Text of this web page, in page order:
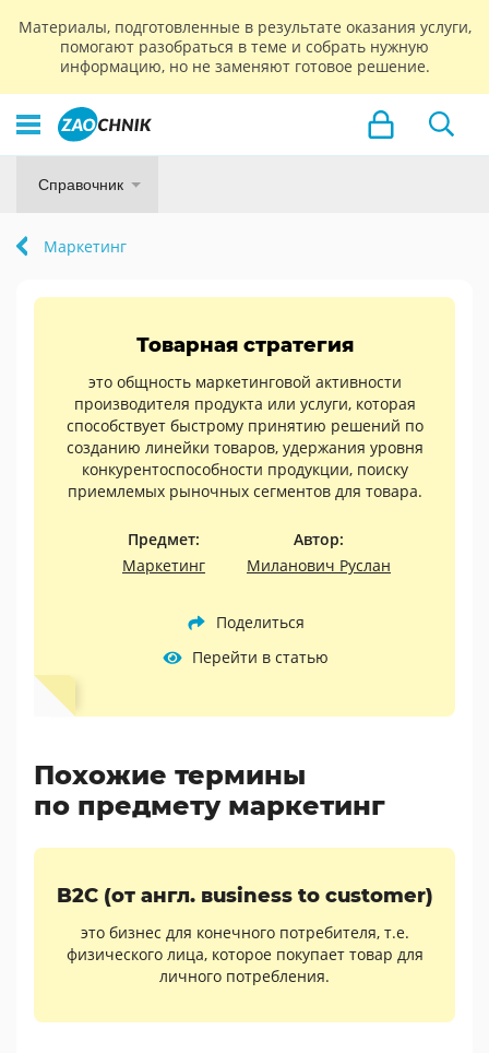
Материалы, подготовленные в результате оказания услуги,
помогают разобраться в теме и собрать нужную
информацию, но не заменяют готовое решение.
Справочник
Маркетинг
Товарная стратегия
это общность маркетинговой активности
производителя продукта или услуги, которая
способствует быстрому принятию решений по
созданию линейки товаров, удержания уровня
конкурентоспособности продукции, поиску
приемлемых рыночных сегментов для товара.
Предмет:
Маркетинг
Автор:
Миланович Руслан
Поделиться
Перейти в статью
Похожие термины
по предмету маркетинг
B2C (от англ. вusiness to сustomer)
это бизнес для конечного потребителя, т.е.
физического лица, которое покупает товар для
личного потребления.